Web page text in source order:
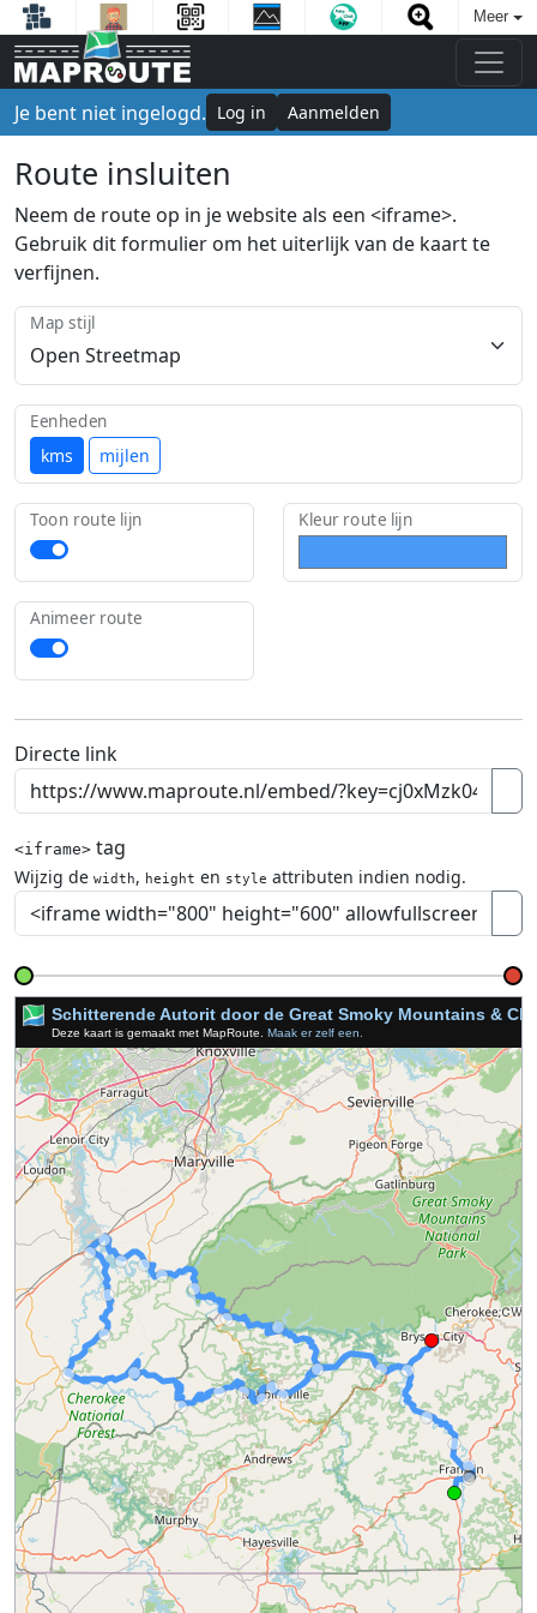
Meer
Je bent niet ingelogd. Log in Aanmelden
Route insluiten
Neem de route op in je website als een <iframe>.
Gebruik dit formulier om het uiterlijk van de kaart te
verfijnen.
Map stijl
kms mijlen
Eenheden
Toon route lijn Kleur route lijn
Animeer route
Directe link
<iframe> tag
Wijzig de width, height en style attributen indien nodig.